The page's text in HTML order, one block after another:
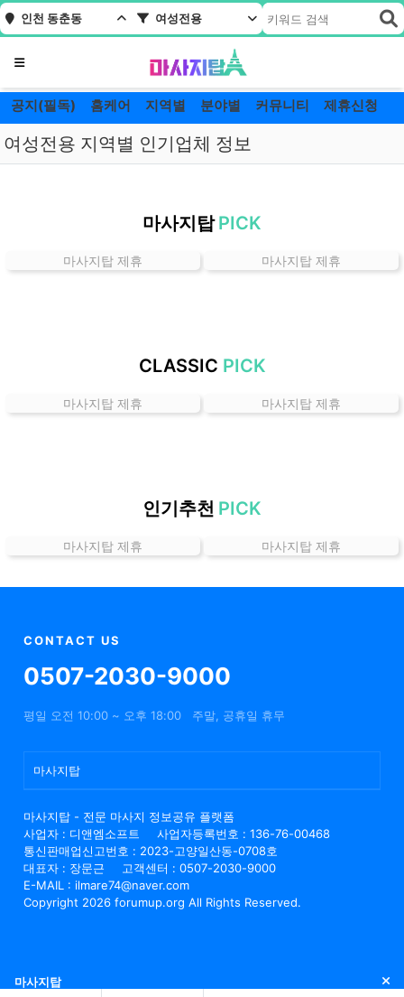
인천 동춘동 여성전용
메뉴
공지(필독) 홈케어 지역별 분야별 커뮤니티 제휴신청
여성전용 지역별 인기업체 정보
동
는
할
정
마사지탑 PICK
마사지탑 제휴 마사지탑 제휴
CLASSIC PICK
마사지탑 제휴 마사지탑 제휴
인기추천 PICK
마사지탑 제휴 마사지탑 제휴
CONTACT US
0507-2030-9000
평일 오전 10:00 ~ 오후 18:00 주말, 공휴일 휴무
마사지탑
마사지탑 - 전문 마사지 정보공유 플랫폼
사업자 : 디앤엠소프트
사업자등록번호 : 136-76-00468
통신판매업신고번호 : 2023-고양일산동-0708호
대표자 : 장문근
고객센터 : 0507-2030-9000
E-MAIL : ilmare74@naver.com
Copyright 2026 forumup.org All Rights Reserved.
마사지탑 닫